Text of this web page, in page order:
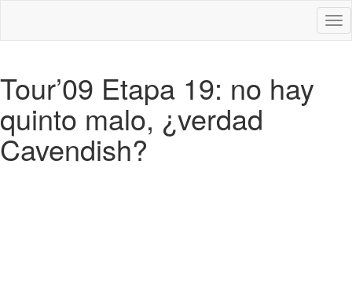
Tour’09 Etapa 19: no hay
quinto malo, ¿verdad
Cavendish?